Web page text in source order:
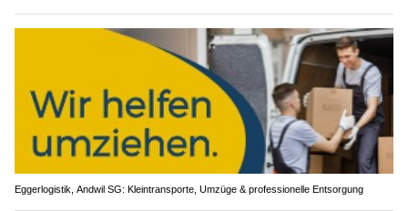
Eggerlogistik, Andwil SG: Kleintransporte, Umzüge & professionelle Entsorgung